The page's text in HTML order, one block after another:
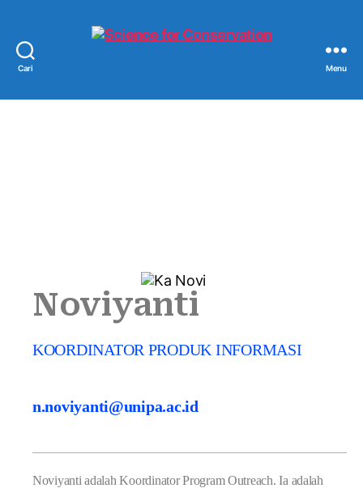
Cari Menu
Noviyanti
KOORDINATOR PRODUK INFORMASI
n.noviyanti@unipa.ac.id
Noviyanti adalah Koordinator Program Outreach. Ia adalah